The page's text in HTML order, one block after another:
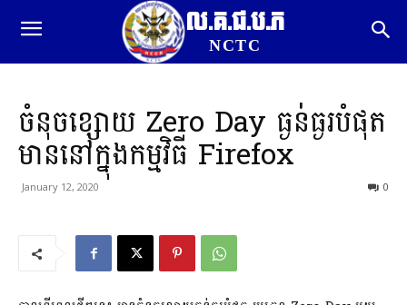
ល.គ.ជ.ប.ភ
NCTC
ចំនុចខ្សោយ Zero Day ធ្ងន់ធ្ងរបំផុត
មាននៅក្នុងកម្មវិធី Firefox
January 12, 2020 0